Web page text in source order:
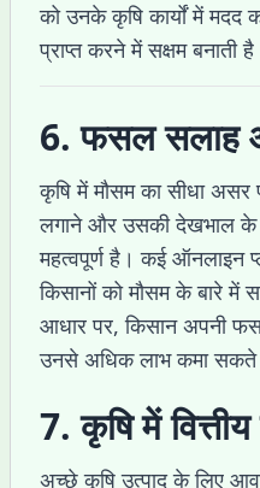
को उनके कृषि कार्यों में मदद
प्राप्त करने में सक्षम बनाती
6. फसल सलाह
कृषि में मौसम का सीधा
लगाने और उसकी देखभाल के
महत्वपूर्ण है। कई ऑनलाइन
किसानों को मौसम के बारे में
आधार पर, किसान अपनी
उनसे अधिक लाभ कमा सकते
7. कृषि में
अच्छे कृषि उत्पाद के लिए